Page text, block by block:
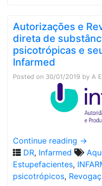
Autorizações e
direta de
psicotrópicas e
Infarmed
Posted on 30/01/2019 by A
Continue reading →
DR, Infarmed
Estupefacientes,
psicotrópicos,